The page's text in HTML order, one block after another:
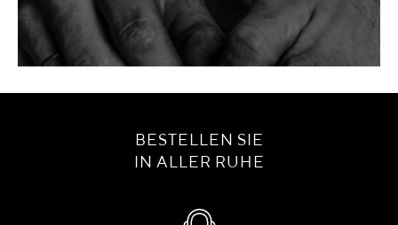
BESTELLEN SIE
IN ALLER RUHE